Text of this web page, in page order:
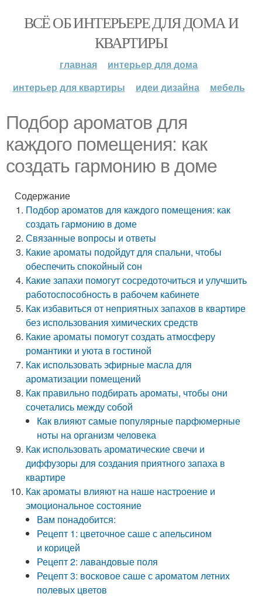
ВСЁ ОБ ИНТЕРЬЕРЕ ДЛЯ ДОМА И
КВАРТИРЫ
главная
интерьер для дома
интерьер для квартиры
идеи дизайна мебель
Подбор ароматов для
каждого помещения: как
создать гармонию в доме
Содержание
Подбор ароматов для каждого помещения: как
создать гармонию в доме
Связанные вопросы и ответы
Какие ароматы подойдут для спальни, чтобы
обеспечить спокойный сон
Какие запахи помогут сосредоточиться и улучшить
работоспособность в рабочем кабинете
Как избавиться от неприятных запахов в квартире
без использования химических средств
Какие ароматы помогут создать атмосферу
романтики и уюта в гостиной
Как использовать эфирные масла для
ароматизации помещений
Как правильно подбирать ароматы, чтобы они
сочетались между собой
Как влияют самые популярные парфюмерные
ноты на организм человека
Как использовать ароматические свечи и
диффузоры для создания приятного запаха в
квартире
Как ароматы влияют на наше настроение и
эмоциональное состояние
Вам понадобится:
Рецепт 1: цветочное саше с апельсином
и корицей
Рецепт 2: лавандовые поля
Рецепт 3: восковое саше с ароматом летних
полевых цветов